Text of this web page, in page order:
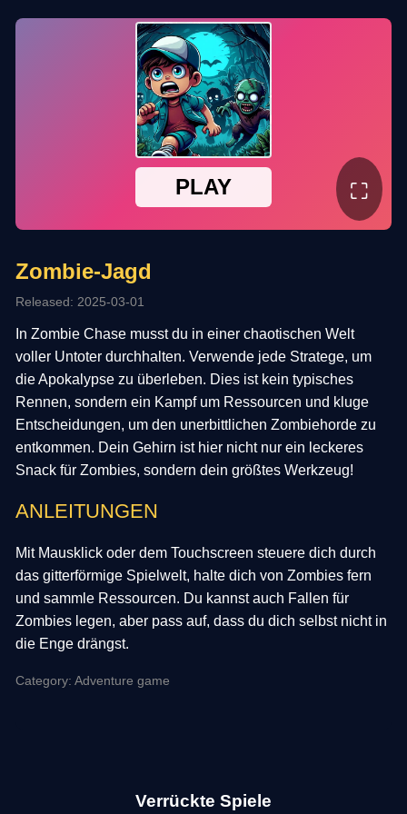
⛶
Zombie-Jagd
Released: 2025-03-01
In Zombie Chase musst du in einer chaotischen Welt
voller Untoter durchhalten. Verwende jede Stratege, um
die Apokalypse zu überleben. Dies ist kein typisches
Rennen, sondern ein Kampf um Ressourcen und kluge
Entscheidungen, um den unerbittlichen Zombiehorde zu
entkommen. Dein Gehirn ist hier nicht nur ein leckeres
Snack für Zombies, sondern dein größtes Werkzeug!
ANLEITUNGEN
Mit Mausklick oder dem Touchscreen steuere dich durch
das gitterförmige Spielwelt, halte dich von Zombies fern
und sammle Ressourcen. Du kannst auch Fallen für
Zombies legen, aber pass auf, dass du dich selbst nicht in
die Enge drängst.
Category: Adventure game
Verrückte Spiele